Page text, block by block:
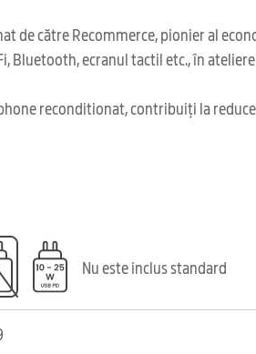
de către Recommerce, pionier al
Bluetooth, ecranul tactil etc., în
reconditionat, contribuiți la
Nu este inclus standard